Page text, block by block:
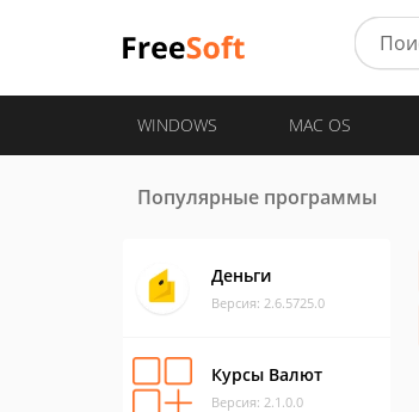
WINDOWS MAC OS
Популярные программы
Деньги
Версия: 2.6.5725.0
Курсы Валют
Версия: 2.1.0.0